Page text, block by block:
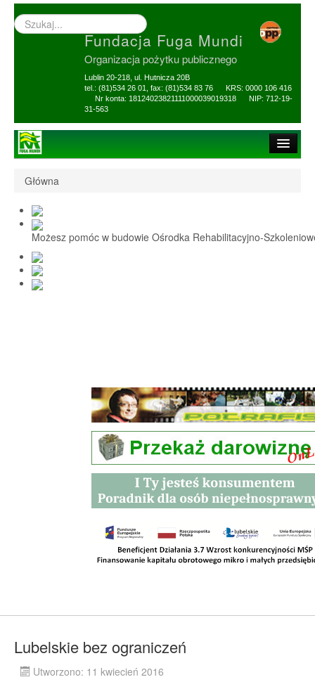
Wyszukiwarka
–
Fundacja Fuga Mundi
Organizacja pożytku publicznego
Lublin 20-218, ul. Hutnicza 20B
tel.: (81)534 26 01, fax: (81)534 83 76 KRS: 0000 106 416
Nr konta: 18124023821111000039019318 NIP: 712-19-
31-563
1,5% i darowizny
Nasi Beneficjenci
Ośrodek Reh-Szkol
Sprawozdania
Główna
Możesz pomóc w budowie Ośrodka Rehabilitacyjno-
Lubelskie bez ograniczeń
Utworzono: 11 kwiecień 2016